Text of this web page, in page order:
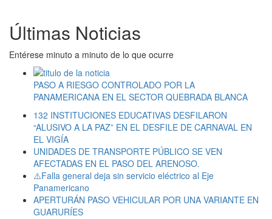
Últimas Noticias
Entérese minuto a minuto de lo que ocurre
PASO A RIESGO CONTROLADO POR LA
PANAMERICANA EN EL SECTOR QUEBRADA BLANCA
132 INSTITUCIONES EDUCATIVAS DESFILARON
“ALUSIVO A LA PAZ” EN EL DESFILE DE CARNAVAL EN
EL VIGÍA
UNIDADES DE TRANSPORTE PÚBLICO SE VEN
AFECTADAS EN EL PASO DEL ARENOSO.
⚠️Falla general deja sin servicio eléctrico al Eje
Panamericano
APERTURÁN PASO VEHICULAR POR UNA VARIANTE EN
GUARURÍES